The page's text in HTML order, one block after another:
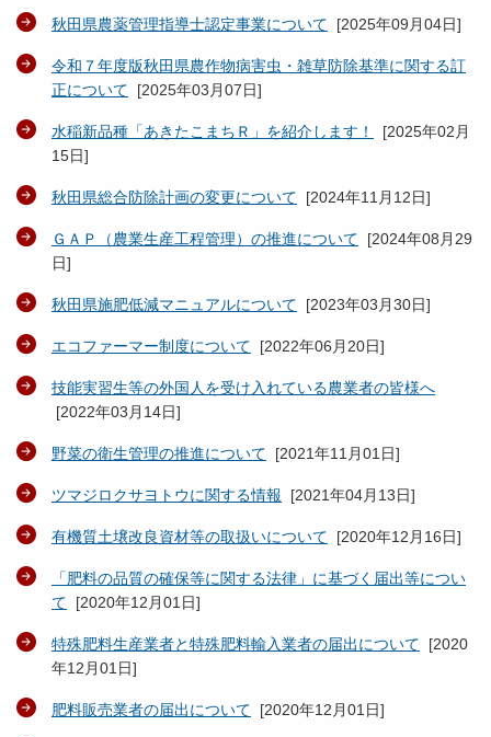
秋田県農薬管理指導士認定事業について [2025年09月04日]
令和７年度版秋田県農作物病害虫・雑草防除基準に関する訂
正について [2025年03月07日]
水稲新品種「あきたこまちＲ」を紹介します！ [2025年02月
15日]
秋田県総合防除計画の変更について [2024年11月12日]
ＧＡＰ（農業生産工程管理）の推進について [2024年08月29
日]
秋田県施肥低減マニュアルについて [2023年03月30日]
エコファーマー制度について [2022年06月20日]
技能実習生等の外国人を受け入れている農業者の皆様へ
[2022年03月14日]
野菜の衛生管理の推進について [2021年11月01日]
ツマジロクサヨトウに関する情報 [2021年04月13日]
有機質土壌改良資材等の取扱いについて [2020年12月16日]
「肥料の品質の確保等に関する法律」に基づく届出等につい
て [2020年12月01日]
特殊肥料生産業者と特殊肥料輸入業者の届出について [2020
年12月01日]
肥料販売業者の届出について [2020年12月01日]